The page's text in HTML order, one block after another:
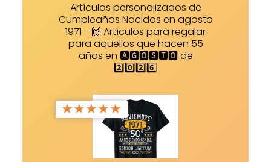
Artículos personalizados de
Cumpleaños Nacidos en agosto
1971 - 🙌 Artículos para regalar
para aquellos que hacen 55
años en 🅰🅶🅾🆂🆃🅾 de
2️⃣0️⃣2️⃣6️⃣
★★★★★